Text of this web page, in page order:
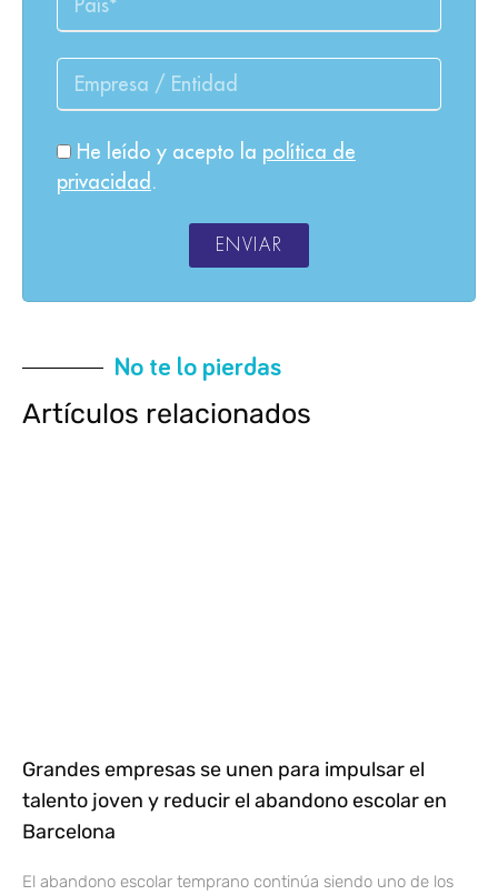
He leído y acepto la política de
privacidad .
ENVIAR
No te lo pierdas
Artículos relacionados
Grandes empresas se unen para impulsar el
talento joven y reducir el abandono escolar en
Barcelona
El abandono escolar temprano continúa siendo uno de los